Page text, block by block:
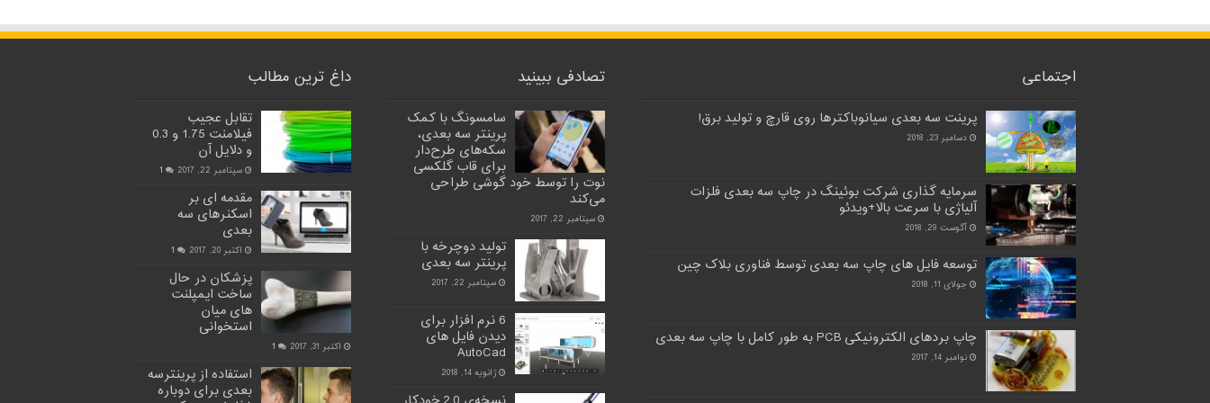
اجتماعی
پرینت سه بعدی سیانوباکترها روی قارچ و تولید برق!
دسامبر 23, 2018
سرمایه گذاری شرکت بوئینگ در چاپ سه بعدی فلزات
آلیاژی با سرعت بالا+ویدئو
آگوست 29, 2018
توسعه فایل های چاپ سه بعدی توسط فناوری بلاک چین
جولای 11, 2018
چاپ بردهای الکترونیکی PCB به طور کامل با چاپ سه بعدی
نوامبر 14, 2017
تصادفی ببینید
سامسونگ با کمک
پرینتر سه بعدی،
سکه‌های طرح‌دار
برای قاب گلکسی
نوت را توسط خود گوشی طراحی
می‌کند
سپتامبر 22, 2017
تولید دوچرخه با
پرینتر سه بعدی
سپتامبر 22, 2017
6 نرم افزار برای
دیدن فایل های
AutoCad
ژانویه 14, 2018
داغ ترین مطالب
تقابل عجیب
فیلامنت 1.75 و 0.3
و دلایل آن
سپتامبر 22, 2017 1
مقدمه ای بر
اسکنرهای سه
بعدی
اکتبر 20, 2017 1
پزشکان در حال
ساخت ایمپلنت
های میان
استخوانی
اکتبر 31, 2017 1
استفاده از پرینترسه
بعدی برای دوباره